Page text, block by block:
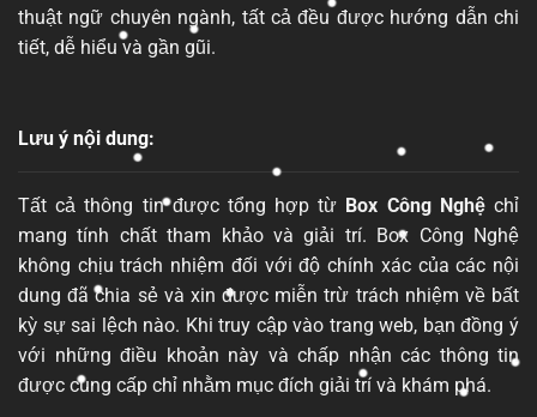
thuật ngữ chuyên ngành, tất cả đều được hướng dẫn chi
tiết, dễ hiểu và gần gũi.
Lưu ý nội dung:
Tất cả thông tin được tổng hợp từ Box Công Nghệchỉ
mang tính chất tham khảo và giải trí. Box Công Nghệ
không chịu trách nhiệm đối với độ chính xác của các nội
dung đã chia sẻ và xin được miễn trừ trách nhiệm về bất
kỳ sự sai lệch nào. Khi truy cập vào trang web, bạn đồng ý
với những điều khoản này và chấp nhận các thông tin
được cung cấp chỉ nhằm mục đích giải trí và khám phá.